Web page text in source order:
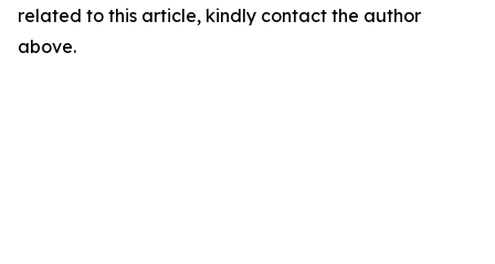
related to this article, kindly contact the author
above.